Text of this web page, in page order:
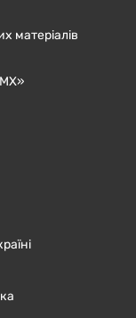
матеріалів